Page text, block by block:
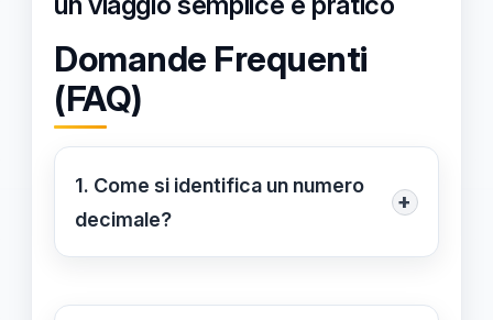
Domande Frequenti
(FAQ)
1. Come si identifica un numero
decimale?
+
Per identificare un numero decimale,